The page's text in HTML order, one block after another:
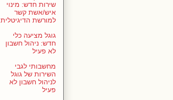
שירות חדש: מינוי
איש/אשת קשר
למורשת הדיגיטלית
גוגל מציעה כלי
חדש: ניהול חשבון
לא פעיל
מחשבותי לגבי
השירות של גוגל
לניהול חשבון לא
פעיל